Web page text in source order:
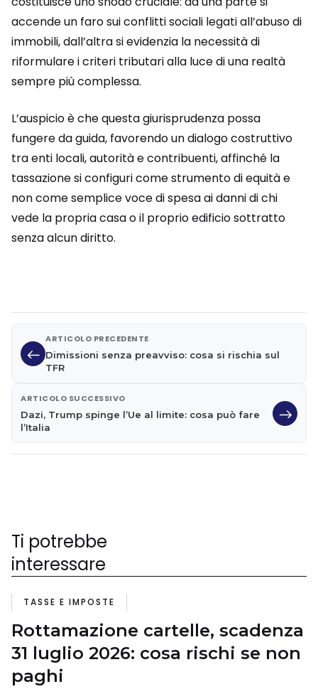
accende un faro sui conflitti sociali legati all’abuso di
immobili, dall’altra si evidenzia la necessità di
riformulare i criteri tributari alla luce di una realtà
sempre più complessa.
L’auspicio è che questa giurisprudenza possa
fungere da guida, favorendo un dialogo costruttivo
tra enti locali, autorità e contribuenti, affinché la
tassazione si configuri come strumento di equità e
non come semplice voce di spesa ai danni di chi
vede la propria casa o il proprio edificio sottratto
senza alcun diritto.
ARTICOLO PRECEDENTE
Dimissioni senza preavviso: cosa si rischia sul
TFR
ARTICOLO SUCCESSIVO
Dazi, Trump spinge l’Ue al limite: cosa può fare
l’Italia
Ti potrebbe
interessare
TASSE E IMPOSTE
Rottamazione cartelle, scadenza
31 luglio 2026: cosa rischi se non
paghi